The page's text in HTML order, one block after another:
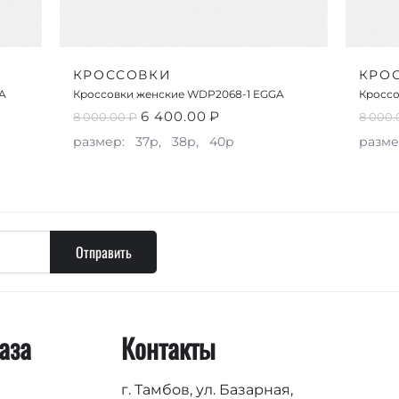
КРОССОВКИ
Кроссовки женские WDP2068-1 EGGA
8 000.00₽ 6 400.00 ₽
размер: 37р, 38р, 40р
8
Отправить
Контакты
г. Тамбов, ул. Базарная,